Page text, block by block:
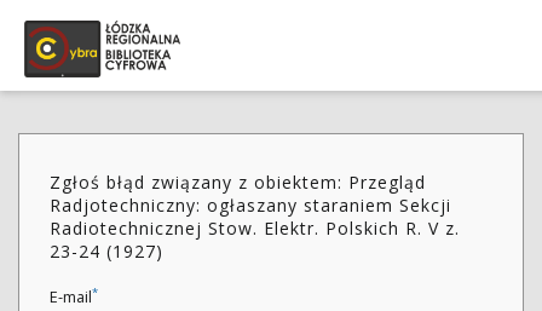
Zgłoś błąd związany z obiektem: Przegląd
Radjotechniczny: ogłaszany staraniem Sekcji
Radiotechnicznej Stow. Elektr. Polskich R. V z.
23-24 (1927)
E-mail*